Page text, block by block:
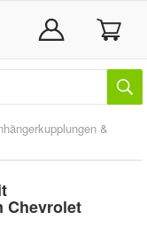
&
Chevrolet